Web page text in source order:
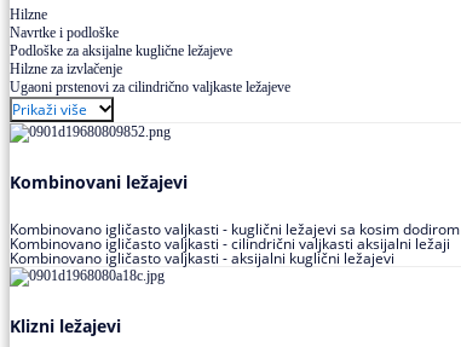
Hilzne
Navrtke i podloške
Podloške za aksijalne kuglične ležajeve
Hilzne za izvlačenje
Ugaoni prstenovi za cilindrično valjkaste ležajeve
Prikaži više
Kombinovani ležajevi
Kombinovano igličasto valjkasti - kuglični ležajevi sa kosim dodirom
Kombinovano igličasto valjkasti - cilindrični valjkasti aksijalni ležaji
Kombinovano igličasto valjkasti - aksijalni kuglični ležajevi
Klizni ležajevi